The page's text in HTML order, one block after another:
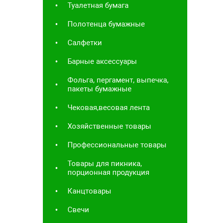
Туалетная бумага
Полотенца бумажные
Салфетки
Барные аксессуары
Фольга, пергамент, выпечка,
пакеты бумажные
Чековая,весовая лента
Хозяйственные товары
Профессиональные товары
Товары для пикника,
порционная продукция
Канцтовары
Свечи